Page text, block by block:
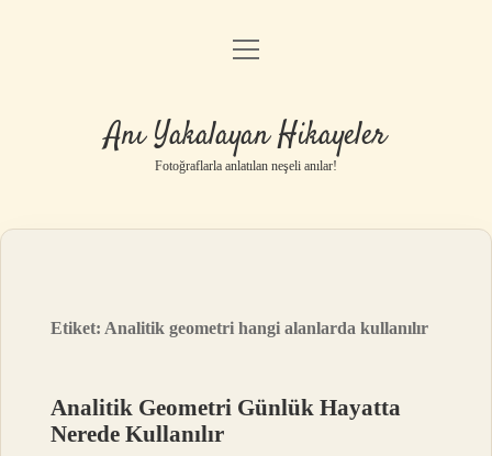
Anasayfa
Yasal Uyarı
menüyü
Anı Yakalayan Hikayeler
Fotoğraflarla anlatılan neşeli anılar!
Etiket: Analitik geometri hangi alanlarda kullanılır
Analitik Geometri Günlük Hayatta
Nerede Kullanılır